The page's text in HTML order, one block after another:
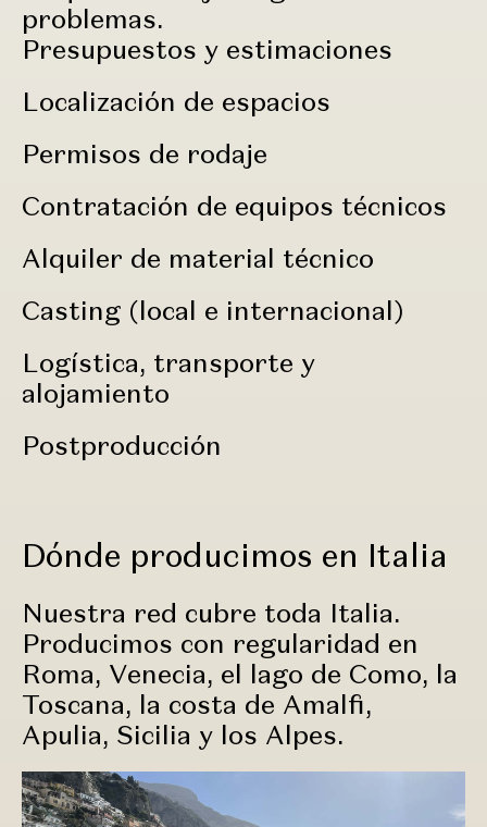
problemas.
Presupuestos y estimaciones
Localización de espacios
Permisos de rodaje
Contratación de equipos técnicos
Alquiler de material técnico
Casting (local e internacional)
Logística, transporte y
alojamiento
Postproducción
Dónde producimos en Italia
Nuestra red cubre toda Italia.
Producimos con regularidad en
Roma, Venecia, el lago de Como, la
Toscana, la costa de Amalfi,
Apulia, Sicilia y los Alpes.